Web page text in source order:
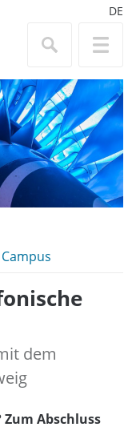
DE
Campus
dem
Abschluss